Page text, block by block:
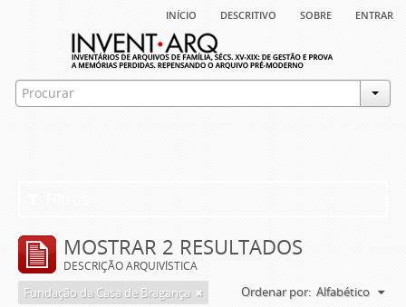
início descritivo sobre entrar
MOSTRAR 2 RESULTADOS
DESCRIÇÃO ARQUIVÍSTICA
Fundação da Casa de Bragança Ordenar por: Alfabético